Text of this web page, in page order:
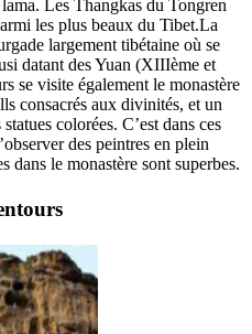
Les Thangkas du Tongren
les plus beaux du Tibet.La
largement tibétaine où se
datant des Yuan (XIIIème et
se visite également le monastère
consacrés aux divinités, et un
colorées. C’est dans ces
des peintres en plein
dans le monastère sont superbes.